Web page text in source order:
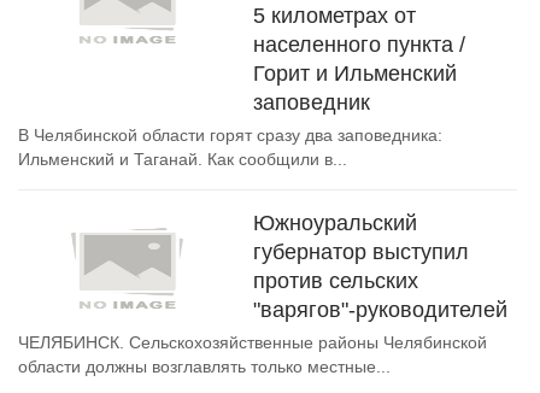
5 километрах от
населенного пункта /
Горит и Ильменский
заповедник
В Челябинской области горят сразу два заповедника:
Ильменский и Таганай. Как сообщили в...
Южноуральский
губернатор выступил
против сельских
"варягов"-руководителей
ЧЕЛЯБИНСК. Сельскохозяйственные районы Челябинской
области должны возглавлять только местные...